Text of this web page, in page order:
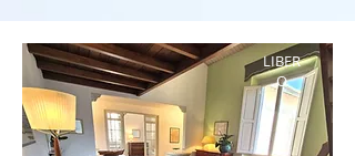
LIBER
O